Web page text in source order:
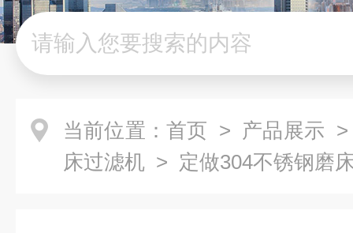
当前位置： 首页 > 产品展示
床过滤机 > 定做304不锈钢磨